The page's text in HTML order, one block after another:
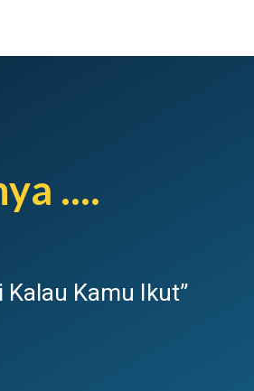
....
Kalau Kamu Ikut”